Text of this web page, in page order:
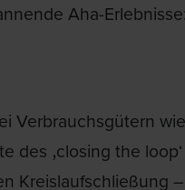
Aha-
Verbrauchsgütern
des ‚closing the
Kreislaufschließung